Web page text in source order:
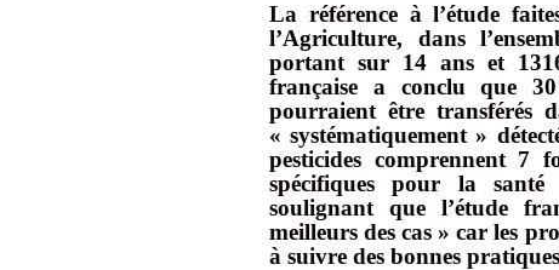
La référence à l’étude
l’Agriculture, dans
portant sur 14 ans et
française a conclu que
pourraient être transférés
« systématiquement »
pesticides comprennent 7
spécifiques pour la
soulignant que l’étude
meilleurs des cas » car les
à suivre des bonnes